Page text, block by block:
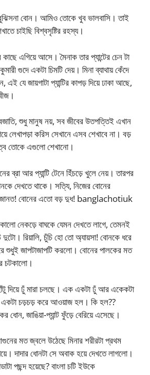
বোন। আমিও তোকে খুব ভালবাসি। তাই
চাইছি বিশ্বসৃষ্টির রহস্য।
এগিয়ে আসে। মৈনাক তার প্যান্টের চেন টা
গুদে একটা চিমটি দেয়। মিনা ব্যাথায় কেঁদে
যে জায়গাটা প্যান্টির কাপড় দিয়ে ঢাকা আছে,
শুধু মানুষ নয়, সব জীবের উতপত্তিই এখান
লেখাপড়া করিস সেখানে এসব শেখাবে না। বড়
তোকে এগুলো শেখানো।
ব্রা আর প্যান্টি টেনে হিঁচড়ে খুলে নেয়। তারপর
দেখতে থাকে। সত্যি, নিজের বোনের
বোনের এতো বড় দুধ! banglachotiuk
নেকড়ে বাঘকে যেমন দেখতে লাগে, তেমনই
দুটো। রিয়ালি, চুঁচি হো তো অ্যায়সা! বোনকে ধরে
শুধুই জাপটাজাপটি করলো। বোনের পালকের মত
চটকালো।
দিয়ে ঢুঁ মারা চলছে। এক একটা ঢুঁ আর একেকটা
একটা চড়চড় করে আওয়াজ হল। কি হল??
ধোন, জাঙিয়া-প্যান্ট ফুঁড়ে বেরিয়ে এসেছে।
মত জ্বলে উঠেছে মিনার শরীরটা প্রথম
দাদার ধোনটা সে অবাক হয়ে দেখতে লাগলো।
পছন্দ হয়েছে? বাংলা চটি ইউকে